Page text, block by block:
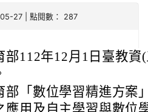
27 | 點閱數： 287
部112年12月1日臺教資
部「數位學習精進方案
應用及自主學習與數位